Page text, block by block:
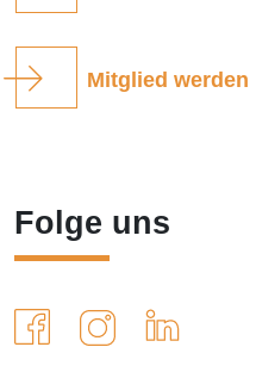
Mitglied werden
Folge uns